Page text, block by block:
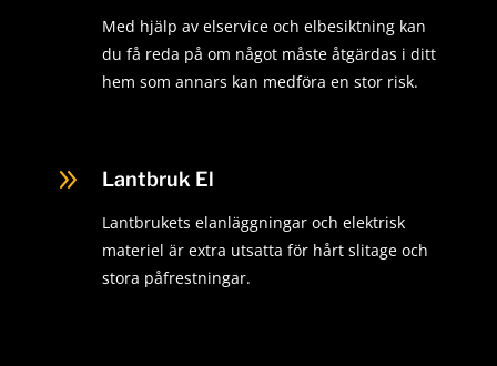
Med hjälp av elservice och elbesiktning kan
du få reda på om något måste åtgärdas i ditt
hem som annars kan medföra en stor risk.
9 Lantbruk El
Lantbrukets elanläggningar och elektrisk
materiel är extra utsatta för hårt slitage och
stora påfrestningar.